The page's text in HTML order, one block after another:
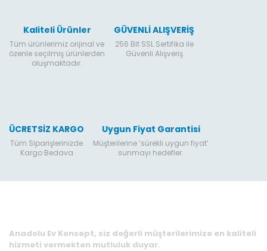
Kaliteli Ürünler
Tüm ürünlerimiz orijinal ve
özenle seçilmiş ürünlerden
oluşmaktadır.
GÜVENLİ ALIŞVERİŞ
256 Bit SSL Sertifika ile
Güvenli Alışveriş
ÜCRETSİZ KARGO
Tüm Siparişlerinizde
Kargo Bedava
Uygun Fiyat Garantisi
Müşterilerine ‘sürekli uygun fiyat’
sunmayı hedefler.
Anadolu Ev Konsept, siz değerli müşterilerimize en kaliteli
hizmeti vermekten mutluluk duyar.